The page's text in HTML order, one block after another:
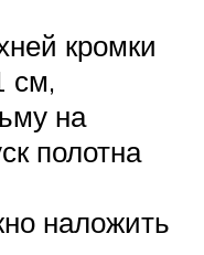
кромки
см,
на
полотна
наложить